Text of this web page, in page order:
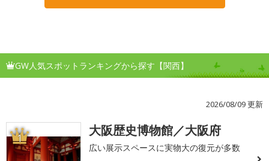
GW人気スポットランキングから探す【関西】
2026/08/09 更新
1 大阪歴史博物館／大阪府
広い展示スペースに実物大の復元が多数